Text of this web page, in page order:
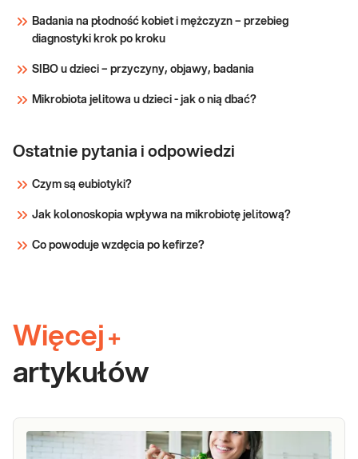
z
konsultacją
klinicznego
niedoborów witamin lub/i składników
mineralnych objawiających się np. jako spadek
mięśni, zaburzenia neurologiczne, osteoporo
Badania na płodność kobiet i mężczyzn – przebieg
diagnostyki krok po kroku
SIBO u dzieci – przyczyny, objawy, badania
Mikrobiota jelitowa u dzieci - jak o nią dbać?
Ostatnie pytania i odpowiedzi
Czym są eubiotyki?
Jak kolonoskopia wpływa na mikrobiotę jelitową?
Co powoduje wzdęcia po kefirze?
Więcej +
artykułów